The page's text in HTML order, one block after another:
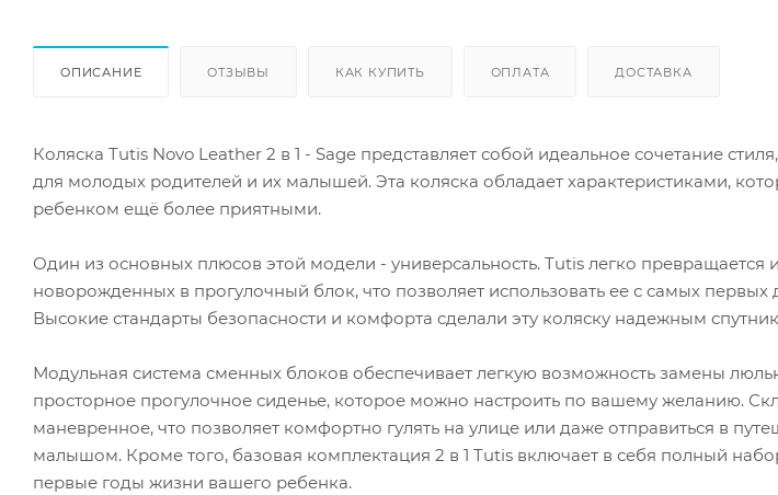
ОПИСАНИЕ ОТЗЫВЫ КАК КУПИТЬ ОПЛАТА ДОСТАВКА
Коляска Tutis Novo Leather 2 в 1 - Sage представляет собой идеальное сочетание
для молодых родителей и их малышей. Эта коляска обладает характеристиками,
ребенком ещё более приятными.
Один из основных плюсов этой модели - универсальность. Tutis легко превращается
новорожденных в прогулочный блок, что позволяет использовать ее с самых
Высокие стандарты безопасности и комфорта сделали эту коляску надежным
Модульная система сменных блоков обеспечивает легкую возможность замены
просторное прогулочное сиденье, которое можно настроить по вашему желанию.
маневренное, что позволяет комфортно гулять на улице или даже отправиться в
малышом. Кроме того, базовая комплектация 2 в 1 Tutis включает в себя полный
первые годы жизни вашего ребенка.